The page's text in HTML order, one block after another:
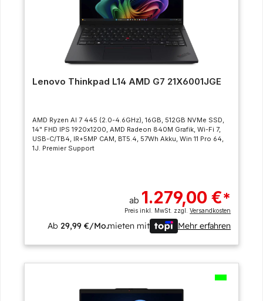
Lenovo Thinkpad L14 AMD G7 21X6001JGE
AMD Ryzen AI 7 445 (2.0-4.6GHz), 16GB, 512GB NVMe SSD,
14" FHD IPS 1920x1200, AMD Radeon 840M Grafik, Wi-Fi 7,
USB-C/TB4, IR+5MP CAM, BT5.4, 57Wh Akku, Win 11 Pro 64,
1J. Premier Support
ab 1.279,00 €*
Preis inkl. MwSt. zzgl.Versandkosten
Ab29,99 €/Mo.mieten mit Mehr erfahren